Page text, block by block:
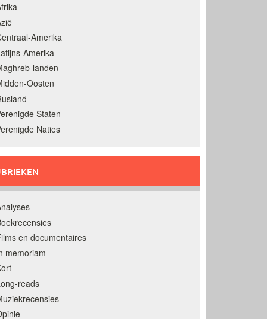
Amerika
Amerika
landen
Oosten
Staten
Naties
en documentaires
memoriam
reads